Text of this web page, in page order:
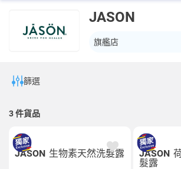
JASON
旗艦店
篩選
3件貨品
JASON 生物素天然洗髮露 JASON
髮露